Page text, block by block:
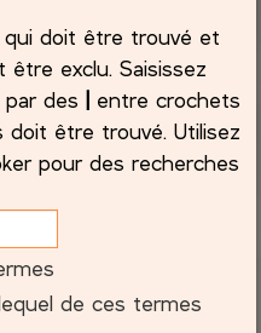
doit être trouvé et
exclu. Saisissez
des | entre crochets
être trouvé. Utilisez
pour des recherches
de ces termes